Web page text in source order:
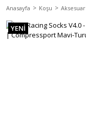
Anasayfa Koşu Aksesuar
YENİ